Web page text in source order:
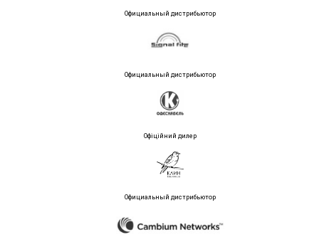
Официальный дистрибьютор
Официальный дистрибьютор
Офіційний дилер
Официальный дистрибьютор